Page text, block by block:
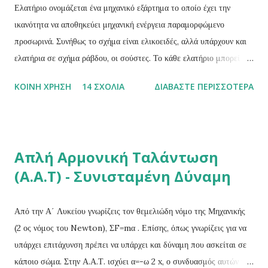
σε µια άλλη θέση πρέπει να του ασκηθεί κατάλληλη εξωτερική
δύναμη F εξ . Κατά την μετακίνηση αυτή θα ασκείται στο σώμα και η
δύναμη επαναφοράς. Για να μετακινηθεί το σώμα στην θέση (x) θα
πρέπει το μέτρο της εξωτερικής δύναμης να είναι ίσο ...
Ελατήριο ονομάζεται ένα μηχανικό εξάρτημα το οποίο έχει την
ικανότητα να αποθηκεύει μηχανική ενέργεια παραμορφώμενο
προσωρινά. Συνήθως το σχήμα είναι ελικοειδές, αλλά υπάρχουν και
ελατήρια σε σχήμα ράβδου, οι σούστες. Το κάθε ελατήριο μπορεί να
δύναμης. Όταν ασκείται δύναμη σε αυτήν τη διάσταση, το ελατήριο
μπορούν πάντα να επιστρέψουν στο αρχικό τους μήκος. Επίσης η
μάζα του ιδανικού ελατηρίου θεωρείται αμελητέα. [Στην
θερμική ενέργεια, ενώ η παραμόρφωση μπορεί να γίνει μόνιμη. Κάθε
ελατήριο έχει κάποια όρια αντοχής αν τα υπερβούν θα παραμορφωθεί
ή θα σπάσει. Επιπλέον, με την επαναλαμβανόμενη χρήση το υλικό
χάνει τις ιδιότητές του λόγω μηχανικής κόπωσης και αν ...
ΚΟΙΝΉ ΧΡΉΣΗ 14 ΣΧΌΛΙΑ ΔΙΑΒΆΣΤΕ ΠΕΡΙΣΣΌΤΕΡΑ
Απλή Αρμονική Ταλάντωση
(Α.Α.Τ) - Συνισταμένη Δύναμη
Από την Α΄ Λυκείου γνωρίζεις τον θεμελιώδη νόμο της Μηχανικής
(2 ος νόμος του Newton), ΣF=mα . Επίσης, όπως γνωρίζεις για να
υπάρχει επιτάχυνση πρέπει να υπάρχει και δύναμη που ασκείται σε
κάποιο σώμα. Στην Α.Α.Τ. ισχύει α=-ω 2 x, ο συνδυασμός αυτών των